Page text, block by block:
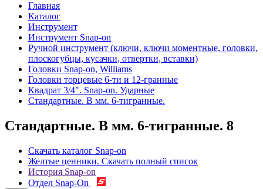
Главная
Каталог
Инструмент
Инструмент Snap-on
Ручной инструмент (ключи, ключи моментные, головки,
плоскогубцы, кусачки, отвертки, вставки)
Головки Snap-on, Williams
Головки торцевые 6-ти и 12-гранные
Квадрат 3/4". Snap-on. Ударные
Стандартные. В мм. 6-тигранные.
Стандартные. В мм. 6-тигранные. 8
Скачать каталог Snap-on
Желтые ценники. Скачать полный список
История Snap-on
Отдел Snap-On